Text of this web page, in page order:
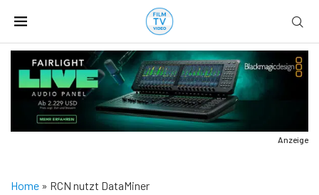
Anzeige
Home » RCN nutzt DataMiner